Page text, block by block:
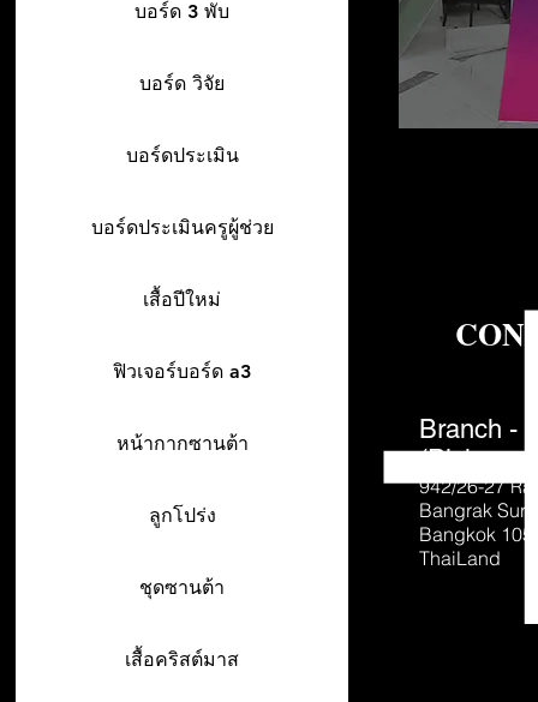
บอร์ด 3 พับ
บอร์ด วิจัย
บอร์ดประเมิน
บอร์ดประเมินครูผู้ช่วย
เสื้อปีใหม่
ฟิวเจอร์บอร์ด a3
หน้ากากซานต้า
ลูกโปร่ง
ชุดซานต้า
เสื้อคริสต์มาส
Branch -
(Pick-up
942/26-27
Bangrak
Bangkok
ThaiLand